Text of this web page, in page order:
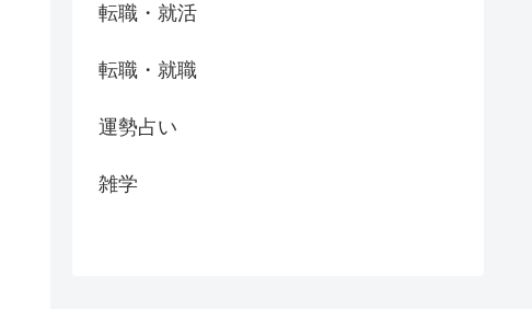
転職・就活
転職・就職
運勢占い
雑学